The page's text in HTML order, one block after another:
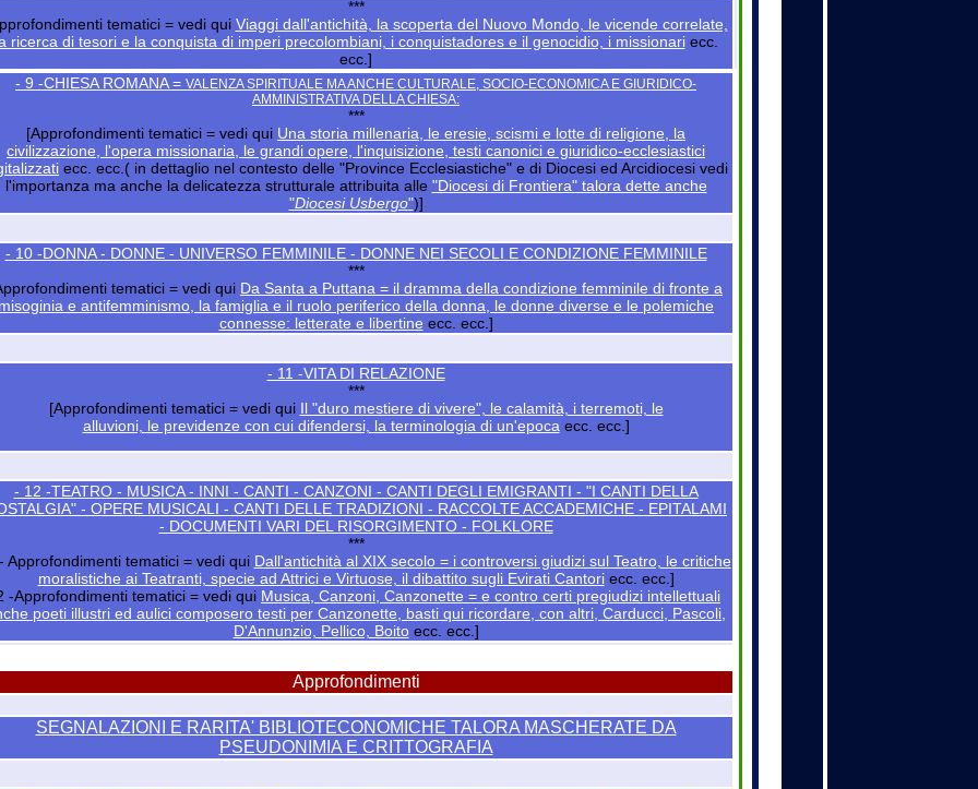
***
tematici = vedi qui Viaggi dall'antichità, la scoperta del Nuovo Mondo, le vicende correlate,
ricerca di tesori e la conquista di imperi precolombiani, i conquistadores e il genocidio, i missionariecc.
ecc.]
- 9 -CHIESA ROMANA = VALENZA SPIRITUALE MA ANCHE CULTURALE, SOCIO-ECONOMICA E GIURIDICO-
AMMINISTRATIVA DELLA CHIESA:
***
[Approfondimenti tematici = vedi qui Una storia millenaria, le eresie, scismi e lotte di religione, la
civilizzazione, l'opera missionaria, le grandi opere, l'inquisizione, testi canonici e giuridico-ecclesiastici
ecc. ecc.( in dettaglio nel contesto delle "Province Ecclesiastiche" e di Diocesi ed Arcidiocesi vedi
l'importanza ma anche la delicatezza strutturale attribuita alle "Diocesi di Frontiera" talora dette anche
"Diocesi Usbergo")]
- 10 -DONNA - DONNE - UNIVERSO FEMMINILE - DONNE NEI SECOLI E CONDIZIONE FEMMINILE
***
tematici = vedi qui Da Santa a Puttana = il dramma della condizione femminile di fronte a
e antifemminismo, la famiglia e il ruolo periferico della donna, le donne diverse e le polemiche
connesse: letterate e libertine ecc. ecc.]
- 11 -VITA DI RELAZIONE
***
[Approfondimenti tematici = vedi qui Il "duro mestiere di vivere", le calamità, i terremoti, le
alluvioni, le previdenze con cui difendersi, la terminologia di un'epoca ecc. ecc.]
- 12 -TEATRO - MUSICA - INNI - CANTI - CANZONI - CANTI DEGLI EMIGRANTI - "I CANTI DELLA
- OPERE MUSICALI - CANTI DELLE TRADIZIONI - RACCOLTE ACCADEMICHE - EPITALAMI
- DOCUMENTI VARI DEL RISORGIMENTO - FOLKLORE
***
Approfondimenti tematici = vedi qui Dall'antichità al XIX secolo = i controversi giudizi sul Teatro, le critiche
moralistiche ai Teatranti, specie ad Attrici e Virtuose, il dibattito sugli Evirati Cantoriecc. ecc.]
-Approfondimenti tematici = vedi qui Musica, Canzoni, Canzonette = e contro certi pregiudizi intellettuali
poeti illustri ed aulici composero testi per Canzonette, basti qui ricordare, con altri, Carducci, Pascoli,
D'Annunzio, Pellico, Boitoecc. ecc.]
Approfondimenti
SEGNALAZIONI E RARITA' BIBLIOTECONOMICHE TALORA MASCHERATE DA
PSEUDONIMIA E CRITTOGRAFIA